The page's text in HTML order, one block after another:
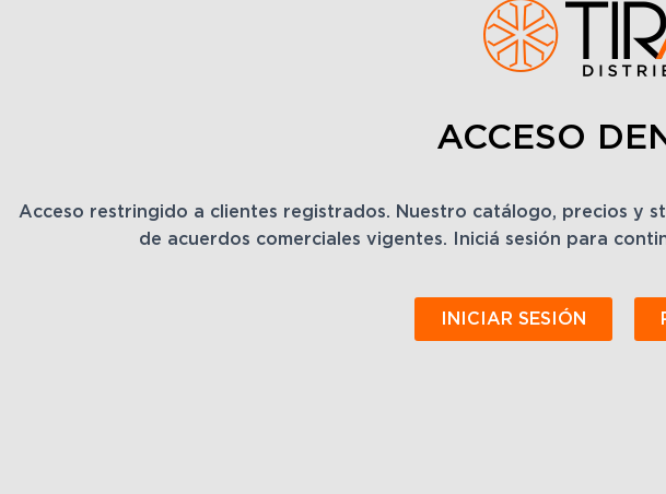
ACCESO
Acceso restringido a clientes registrados. Nuestro catálogo, precios y
de acuerdos comerciales vigentes. Iniciá sesión para
INICIAR SESIÓN